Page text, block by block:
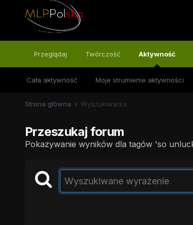
Przeglądaj Twórczość Aktywność
Cała aktywność Moje strumienie aktywności
Strona główna Wyszukiwarka
Przeszukaj forum
Pokazywanie wyników dla tagów 'so